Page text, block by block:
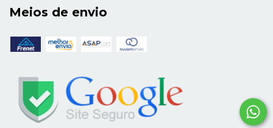
Meios de envio